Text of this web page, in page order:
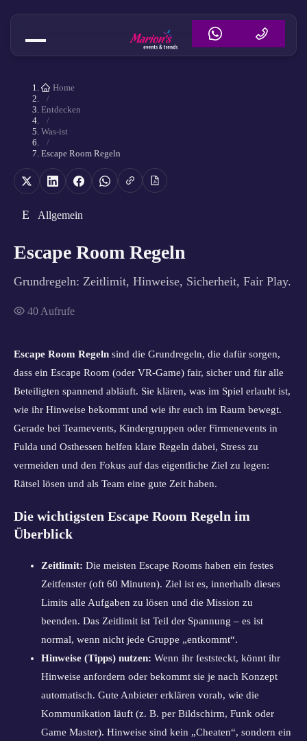
Home
/
Entdecken
/
Was-ist
/
Escape Room Regeln
E Allgemein
Escape Room Regeln
Grundregeln: Zeitlimit, Hinweise, Sicherheit, Fair Play.
40 Aufrufe
Escape Room Regeln sind die Grundregeln, die dafür sorgen,
dass ein Escape Room (oder VR-Game) fair, sicher und für alle
Beteiligten spannend abläuft. Sie klären, was im Spiel erlaubt ist,
wie ihr Hinweise bekommt und wie ihr euch im Raum bewegt.
Gerade bei Teamevents, Kindergruppen oder Firmenevents in
Fulda und Osthessen helfen klare Regeln dabei, Stress zu
vermeiden und den Fokus auf das eigentliche Ziel zu legen:
Rätsel lösen und als Team eine gute Zeit haben.
Die wichtigsten Escape Room Regeln im
Überblick
Zeitlimit: Die meisten Escape Rooms haben ein festes
Zeitfenster (oft 60 Minuten). Ziel ist es, innerhalb dieses
Limits alle Aufgaben zu lösen und die Mission zu
beenden. Das Zeitlimit ist Teil der Spannung – es ist
normal, wenn nicht jede Gruppe „entkommt“.
Hinweise (Tipps) nutzen: Wenn ihr feststeckt, könnt ihr
Hinweise anfordern oder bekommt sie je nach Konzept
automatisch. Gute Anbieter erklären vorab, wie die
Kommunikation läuft (z. B. per Bildschirm, Funk oder
Game Master). Hinweise sind kein „Cheaten“, sondern ein